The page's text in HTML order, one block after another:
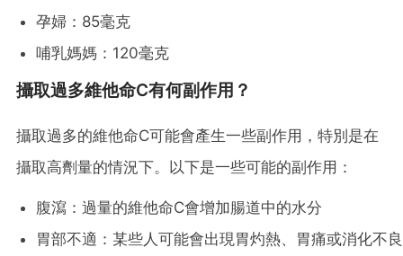
孕婦：85毫克
哺乳媽媽：120毫克
攝取過多維他命C有何副作用？
攝取過多的維他命C可能會產生一些副作用，特別是在
攝取高劑量的情況下。以下是一些可能的副作用：
腹瀉：過量的維他命C會增加腸道中的水分
胃部不適：某些人可能會出現胃灼熱、胃痛或消化不良